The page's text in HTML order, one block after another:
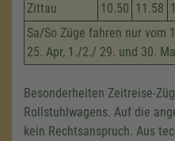
Zittau 10.50 11.58
Sa/So Züge fahren nur vom
25. Apr, 1./2./ 29. und 30.
Besonderheiten Zeitreise-
Rollstuhlwagens. Auf die
kein Rechtsanspruch. Aus